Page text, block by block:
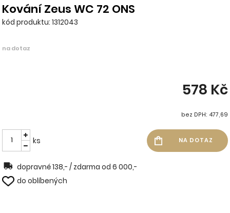
Kování Zeus WC 72 ONS
kód produktu: 1312043
na dotaz
578 Kč
bez DPH: 477,69
ks
dopravné 138,- / zdarma od 6 000,-
do oblíbených